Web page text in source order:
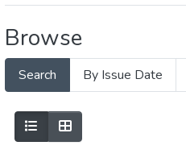
Browse
Search By Issue Date